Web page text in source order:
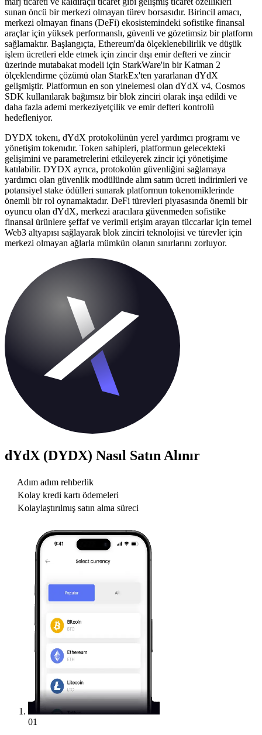
sunan öncü bir merkezi olmayan türev borsasıdır. Birincil amacı,
merkezi olmayan finans (DeFi) ekosistemindeki sofistike finansal
araçlar için yüksek performanslı, güvenli ve gözetimsiz bir platform
sağlamaktır. Başlangıçta, Ethereum'da ölçeklenebilirlik ve düşük
işlem ücretleri elde etmek için zincir dışı emir defteri ve zincir
üzerinde mutabakat modeli için StarkWare'in bir Katman 2
ölçeklendirme çözümü olan StarkEx'ten yararlanan dYdX
gelişmiştir. Platformun en son yinelemesi olan dYdX v4, Cosmos
SDK kullanılarak bağımsız bir blok zinciri olarak inşa edildi ve
daha fazla ademi merkeziyetçilik ve emir defteri kontrolü
hedefleniyor.
DYDX tokenı, dYdX protokolünün yerel yardımcı programı ve
yönetişim tokenıdır. Token sahipleri, platformun gelecekteki
gelişimini ve parametrelerini etkileyerek zincir içi yönetişime
katılabilir. DYDX ayrıca, protokolün güvenliğini sağlamaya
yardımcı olan güvenlik modülünde alım satım ücreti indirimleri ve
potansiyel stake ödülleri sunarak platformun tokenomiklerinde
önemli bir rol oynamaktadır. DeFi türevleri piyasasında önemli bir
oyuncu olan dYdX, merkezi aracılara güvenmeden sofistike
finansal ürünlere şeffaf ve verimli erişim arayan tüccarlar için temel
Web3 altyapısı sağlayarak blok zinciri teknolojisi ve türevler için
merkezi olmayan ağlarla mümkün olanın sınırlarını zorluyor.
dYdX (DYDX) Nasıl Satın Alınır
Adım adım rehberlik
Kolay kredi kartı ödemeleri
Kolaylaştırılmış satın alma süreci
01